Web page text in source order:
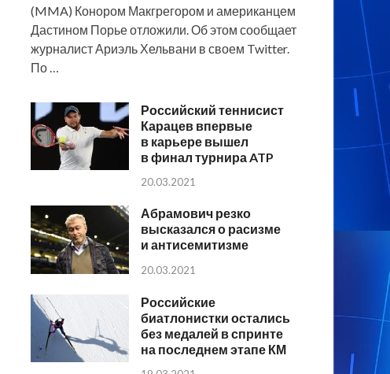
(MMA) Конором Макгрегором и американцем
Дастином Порье отложили. Об этом сообщает
журналист Ариэль Хельвани в своем Twitter.
По …
Российский теннисист
Карацев впервые
в карьере вышел
в финал турнира ATP
20.03.2021
Абрамович резко
высказался о расизме
и антисемитизме
20.03.2021
Российские
биатлонистки остались
без медалей в спринте
на последнем этапе КМ